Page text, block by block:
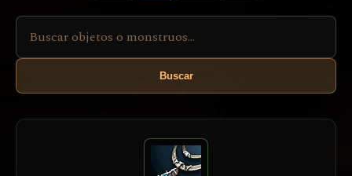
Buscar